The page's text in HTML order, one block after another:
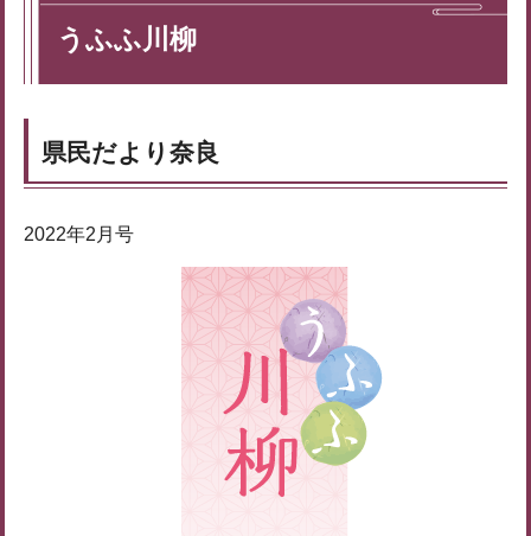
うふふ川柳
県民だより奈良
2022年2月号